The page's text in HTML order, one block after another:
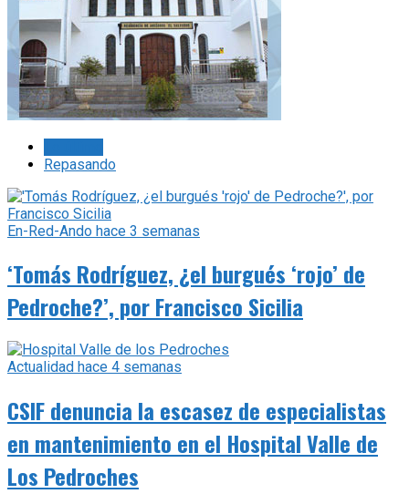
Repasando
En-Red-Ando hace 3 semanas
‘Tomás Rodríguez, ¿el burgués ‘rojo’ de
Pedroche?’, por Francisco Sicilia
Actualidad hace 4 semanas
CSIF denuncia la escasez de especialistas
en mantenimiento en el Hospital Valle de
Los Pedroches